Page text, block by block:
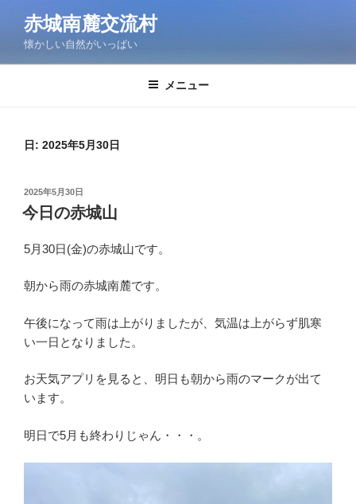
ン
赤城南麓交流村
懐かしい自然がいっぱい
メニュー
日: 2025年5月30日
投
稿
日:
2025年5月30日
今日の赤城山
5月30日(金)の赤城山です。
朝から雨の赤城南麓です。
午後になって雨は上がりましたが、気温は上がらず肌寒
い一日となりました。
お天気アプリを見ると、明日も朝から雨のマークが出て
います。
明日で5月も終わりじゃん・・・。